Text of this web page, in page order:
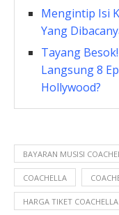
Mengintip Isi
Yang
Tayang
Langsung 8
Hollywood?
BAYARAN MUSISI
COACHELLA
HARGA TIKET COACHELLA